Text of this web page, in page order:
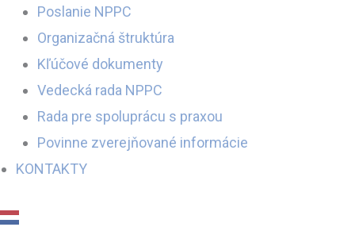
Poslanie NPPC
Organizačná štruktúra
Kľúčové dokumenty
Vedecká rada NPPC
Rada pre spoluprácu s praxou
Povinne zverejňované informácie
KONTAKTY